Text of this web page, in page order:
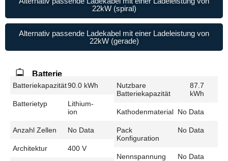
22kW (spiral)
Alternativ passende Ladekabel mit einer Ladeleistung von
22kW (gerade)
Batterie
Batteriekapazität90.0 kWh
Batterietyp
Lithium-
ion
Anzahl Zellen No Data
Architektur 400 V
Nutzbare
Batteriekapazität
87.7
kWh
Kathodenmaterial No Data
Pack
Konfiguration
No Data
Nennspannung No Data